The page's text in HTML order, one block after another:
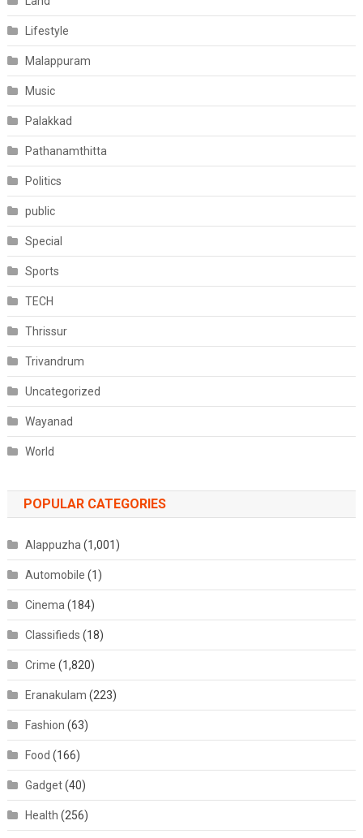
Lifestyle
Malappuram
Music
Palakkad
Pathanamthitta
Politics
public
Special
Sports
TECH
Thrissur
Trivandrum
Uncategorized
Wayanad
World
POPULAR CATEGORIES
Alappuzha(1,001)
Automobile (1)
Cinema(184)
Classifieds (18)
Crime (1,820)
Eranakulam (223)
Fashion (63)
Food (166)
Gadget(40)
Health (256)